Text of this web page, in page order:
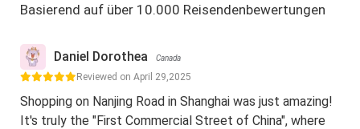
Basierend auf über 10.000 Reisendenbewertungen
Daniel Dorothea Canada
Reviewed on April 29,2025
Shopping on Nanjing Road in Shanghai was just amazing!
It's truly the "First Commercial Street of China", where